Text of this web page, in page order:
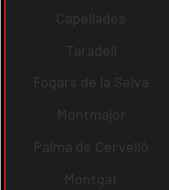
Capellades
Taradell
Fogars de la Selva
Montmajor
Palma de Cervelló
Montgat